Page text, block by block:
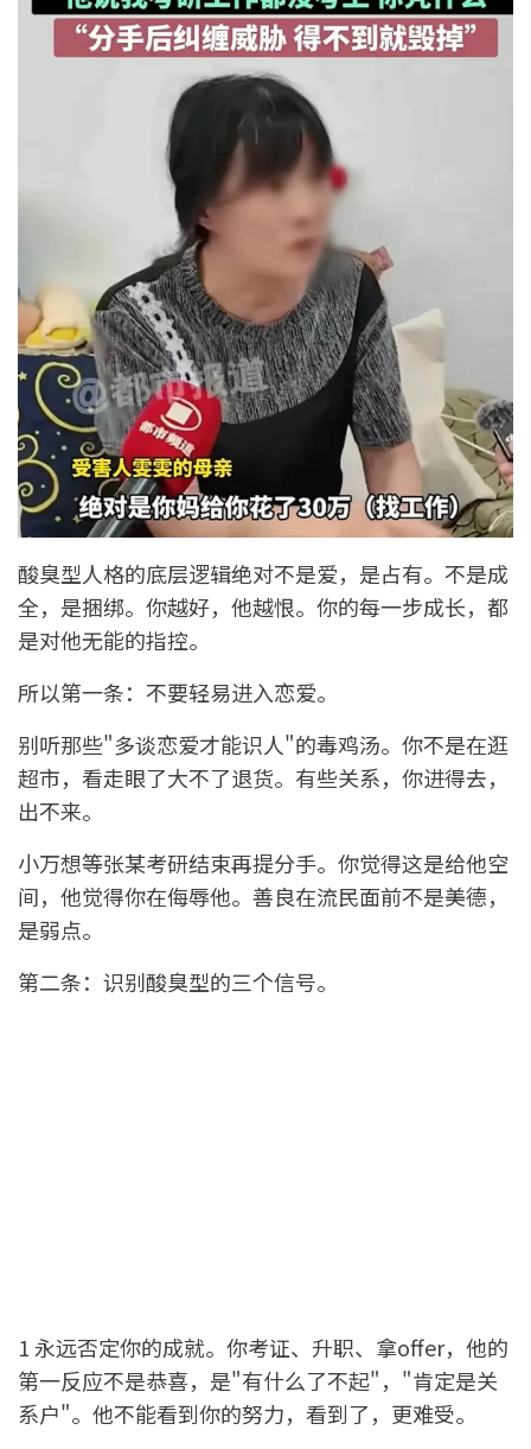
酸臭型人格的底层逻辑绝对不是爱，是占有。不是成
全，是捆绑。你越好，他越恨。你的每一步成长，都
是对他无能的指控。
所以第一条：不要轻易进入恋爱。
别听那些"多谈恋爱才能识人"的毒鸡汤。你不是在逛
超市，看走眼了大不了退货。有些关系，你进得去，
出不来。
小万想等张某考研结束再提分手。你觉得这是给他空
间，他觉得你在侮辱他。善良在流民面前不是美德，
是弱点。
第二条：识别酸臭型的三个信号。
1 永远否定你的成就。你考证、升职、拿offer，他的
第一反应不是恭喜，是"有什么了不起"，"肯定是关
系户"。他不能看到你的努力，看到了，更难受。